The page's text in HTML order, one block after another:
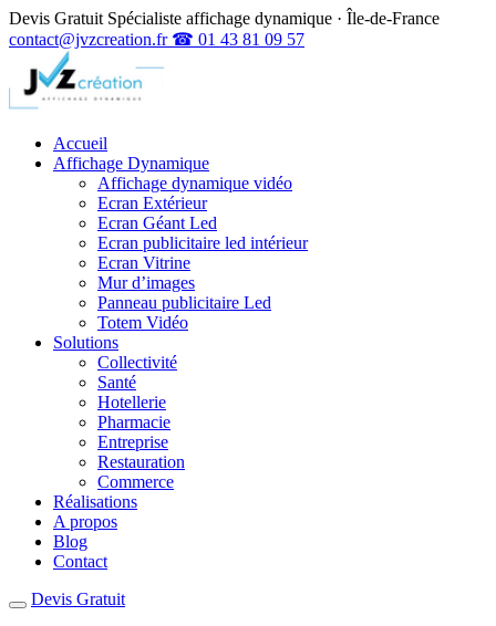
Devis Gratuit Spécialiste affichage dynamique · Île-de-France
contact@jvzcreation.fr ☎ 01 43 81 09 57
Accueil
Affichage Dynamique
Affichage dynamique vidéo
Ecran Extérieur
Ecran Géant Led
Ecran publicitaire led intérieur
Ecran Vitrine
Mur d’images
Panneau publicitaire Led
Totem Vidéo
Solutions
Collectivité
Santé
Hotellerie
Pharmacie
Entreprise
Restauration
Commerce
Réalisations
A propos
Blog
Contact
Devis Gratuit